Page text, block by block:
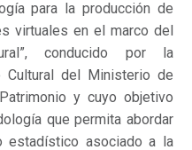
para la producción de
virtuales en el marco del
conducido por la
Cultural del Ministerio de
y cuyo objetivo
que permita abordar
asociado a la